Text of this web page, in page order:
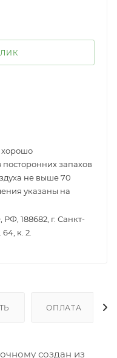
хорошо
запахов
не выше 70
указаны на
188682, г. Санкт-
к. 2.
ОПЛАТА
создан из